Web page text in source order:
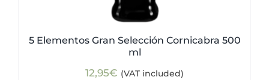
5 Elementos Gran Selección Cornicabra 500
ml
12,95€ (VAT included)